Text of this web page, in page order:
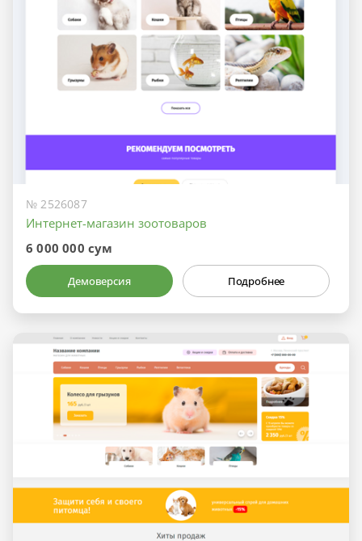
№ 2526087
Интернет-магазин зоотоваров
6 000 000 сум
Демоверсия Подробнее